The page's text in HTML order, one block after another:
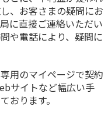
、お客さまの疑問にお
に直接ご連絡いただい
や電話により、疑問に
用のマイページで契約
サイトなど幅広い手
おります。